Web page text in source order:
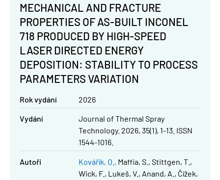
MECHANICAL AND FRACTURE
PROPERTIES OF AS-BUILT INCONEL
718 PRODUCED BY HIGH-SPEED
LASER DIRECTED ENERGY
DEPOSITION: STABILITY TO PROCESS
PARAMETERS VARIATION
Rok vydání 2026
Vydání
Journal of Thermal Spray
Technology. 2026, 35(1), 1-13. ISSN
1544-1016.
Autoři Kovářík, O. Maffia, S. Stittgen, T.
Wick, F. Lukeš, V. Anand, A.
Čížek,